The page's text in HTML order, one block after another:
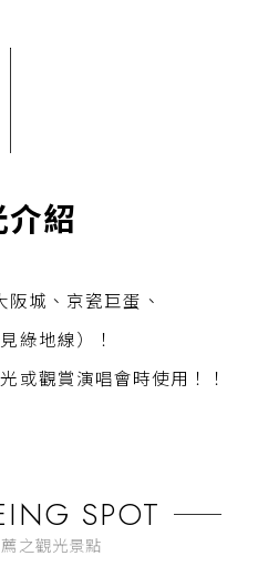
紹
城、京瓷巨蛋、
綠地線）！
或觀賞演唱會時使用！！
SPOT
之觀光景點